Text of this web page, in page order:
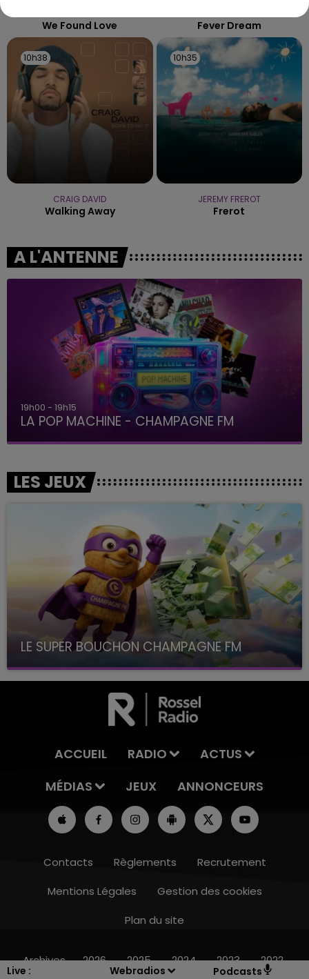
Live :
Webradios Podcasts
15h00 - 19h00
We Found Love Fever Dream
10h38
10h38
CRAIG DAVID
Walking Away
10h35
10h35
JEREMY FREROT
Frerot
A L'ANTENNE
19h00 - 19h15
LA POP MACHINE - CHAMPAGNE FM
LES JEUX
LE SUPER BOUCHON CHAMPAGNE FM
avec La Famille Champagne FM, à 8H10
ACCUEIL RADIO
ACTUS
MÉDIAS
JEUX ANNONCEURS
Contacts Règlements
Recrutement
Mentions Légales
Gestion des cookies
Plan du site
Archives 2026 2025 2024 2023 2022